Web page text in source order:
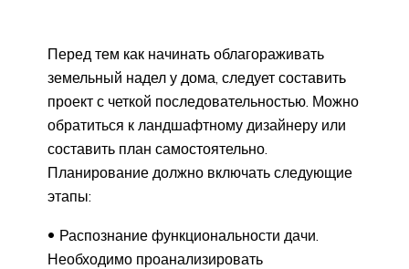
Перед тем как начинать облагораживать
земельный надел у дома, следует составить
проект с четкой последовательностью. Можно
обратиться к ландшафтному дизайнеру или
составить план самостоятельно.
Планирование должно включать следующие
этапы:
Распознание функциональности дачи.
Необходимо проанализировать